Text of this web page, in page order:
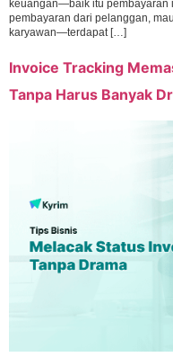
keuangan—baik itu pembayaran
pembayaran dari pelanggan,
karyawan—terdapat […]
Invoice Tracking
Tanpa Harus Banyak